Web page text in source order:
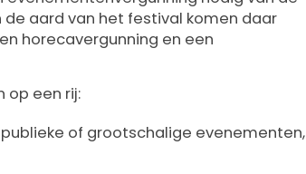
aard van het festival komen daar
horecavergunning en een
op een rij:
of grootschalige evenementen,